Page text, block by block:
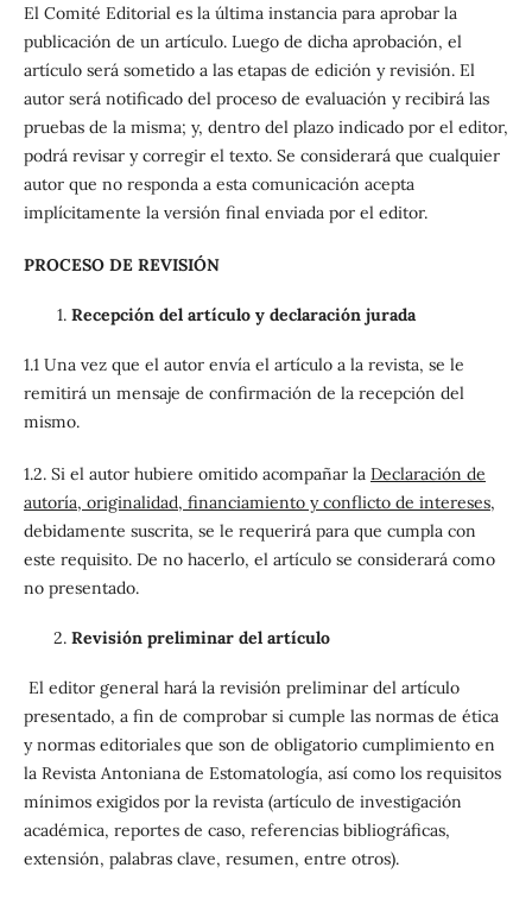
El Comité Editorial es la última instancia para aprobar la
publicación de un artículo. Luego de dicha aprobación, el
artículo será sometido a las etapas de edición y revisión. El
autor será notificado del proceso de evaluación y recibirá las
pruebas de la misma; y, dentro del plazo indicado por el editor,
podrá revisar y corregir el texto. Se considerará que cualquier
autor que no responda a esta comunicación acepta
implícitamente la versión final enviada por el editor.
PROCESO DE REVISIÓN
Recepción del artículo y declaración jurada
1.1 Una vez que el autor envía el artículo a la revista, se le
remitirá un mensaje de confirmación de la recepción del
mismo.
1.2. Si el autor hubiere omitido acompañar la Declaración de
autoría, originalidad, financiamiento y conflicto de intereses,
debidamente suscrita, se le requerirá para que cumpla con
este requisito. De no hacerlo, el artículo se considerará como
no presentado.
Revisión preliminar del artículo
El editor general hará la revisión preliminar del artículo
presentado, a fin de comprobar si cumple las normas de ética
y normas editoriales que son de obligatorio cumplimiento en
la Revista Antoniana de Estomatología, así como los requisitos
mínimos exigidos por la revista (artículo de investigación
académica, reportes de caso, referencias bibliográficas,
extensión, palabras clave, resumen, entre otros).